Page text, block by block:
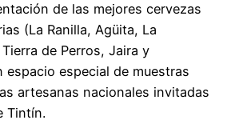
de las mejores cervezas
(La Ranilla, Agüita, La
de Perros, Jaira y
espacio especial de muestras
artesanas nacionales invitadas
Tintín.